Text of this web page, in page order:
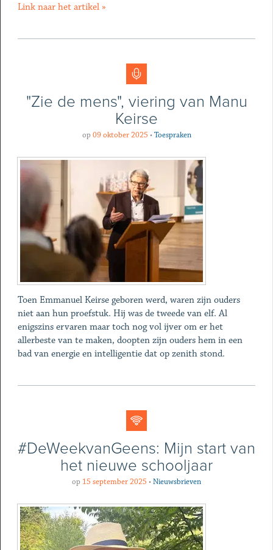
Link naar het artikel »
"Zie de mens", viering van Manu
Keirse
op 09 oktober 2025 • Toespraken
Toen Emmanuel Keirse geboren werd, waren zijn ouders
niet aan hun proefstuk. Hij was de tweede van elf. Al
enigszins ervaren maar toch nog vol ijver om er het
allerbeste van te maken, doopten zijn ouders hem in een
bad van energie en intelligentie dat op zenith stond.
#DeWeekvanGeens: Mijn start van
het nieuwe schooljaar
op15 september 2025 •Nieuwsbrieven